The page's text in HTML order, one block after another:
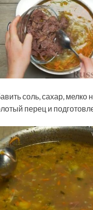
соль, сахар, мелко
перец и